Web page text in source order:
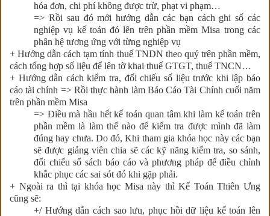
hóa đơn, chi phí không được trừ, phạt vi phạm…
=> Rồi sau đó mới hướng dẫn các bạn cách ghi sổ các
nghiệp vụ kế toán đó lên trên phần mềm Misa trong các
phân hệ tương ứng với từng nghiệp vụ
+ Hướng dẫn cách tạm tính thuế TNDN theo quý trên phần mềm,
cách tổng hợp số liệu để lên tờ khai thuế GTGT, thuế TNCN…
+ Hướng dẫn cách kiểm tra, đối chiếu số liệu trước khi lập báo
cáo tài chính => Rồi thực hành làm Báo Cáo Tài Chính cuối năm
trên phần mềm Misa
=> Điều mà hầu hết kế toán quan tâm khi làm kế toán trên
phần mềm là làm thế nào để kiểm tra được mình đã làm
đúng hay chưa. Do đó, Khi tham gia khóa học này các bạn
sẽ được giảng viên chia sẽ các kỹ năng kiểm tra, so sánh,
đối chiếu sổ sách báo cáo và phương pháp để điều chỉnh
khắc phục các sai sót đó khi gặp phải.
+ Ngoài ra thì tại khóa học Misa này thì Kế Toán Thiên Ưng
cũng sẽ:
+/ Hướng dẫn cách sao lưu, phục hồi dữ liệu kế toán lên